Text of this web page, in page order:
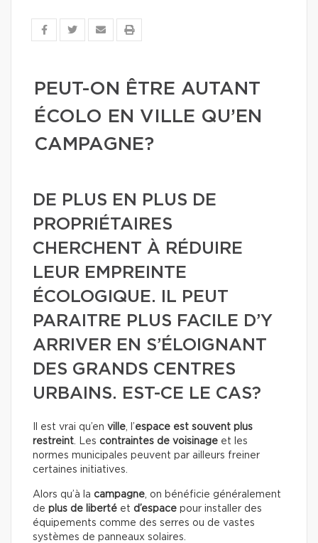
PEUT-ON ÊTRE AUTANT
ÉCOLO EN VILLE QU’EN
CAMPAGNE?
DE PLUS EN PLUS DE
PROPRIÉTAIRES
CHERCHENT À RÉDUIRE
LEUR EMPREINTE
ÉCOLOGIQUE. IL PEUT
PARAITRE PLUS FACILE D’Y
ARRIVER EN S’ÉLOIGNANT
DES GRANDS CENTRES
URBAINS. EST-CE LE CAS?
Il est vrai qu’en ville, l’espace est souvent plus
restreint. Les contraintes de voisinage et les
normes municipales peuvent par ailleurs freiner
certaines initiatives.
Alors qu’à la campagne, on bénéficie généralement
de plus de liberté et d’espace pour installer des
équipements comme des serres ou de vastes
systèmes de panneaux solaires.